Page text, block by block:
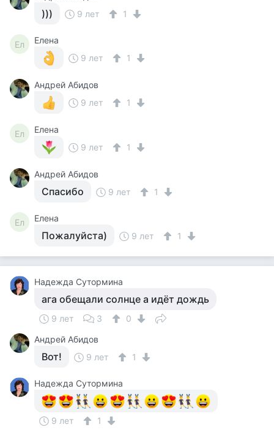
))) 9 лет 1
Ел
Елена
9 лет
1
Андрей Абидов
9 лет
1
Ел
Елена
9 лет
1
Андрей Абидов
Спасибо 9 лет 1
Ел Елена
Пожалуйста) 9 лет 1
Надежда Сутормина
ага обещали солнце а идёт дождь
9 лет 3
0
Андрей Абидов
Вот! 9 лет 1
Надежда Сутормина
9 лет
1